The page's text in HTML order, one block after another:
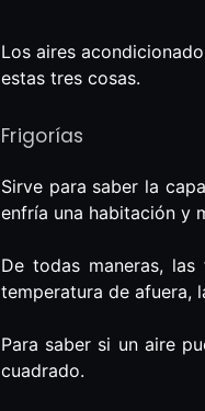
Los aires
estas tres cosas.
Frigorías
Sirve para saber la
enfría una habitación y
De todas maneras,
temperatura de afuera,
Para saber si un aire
cuadrado.